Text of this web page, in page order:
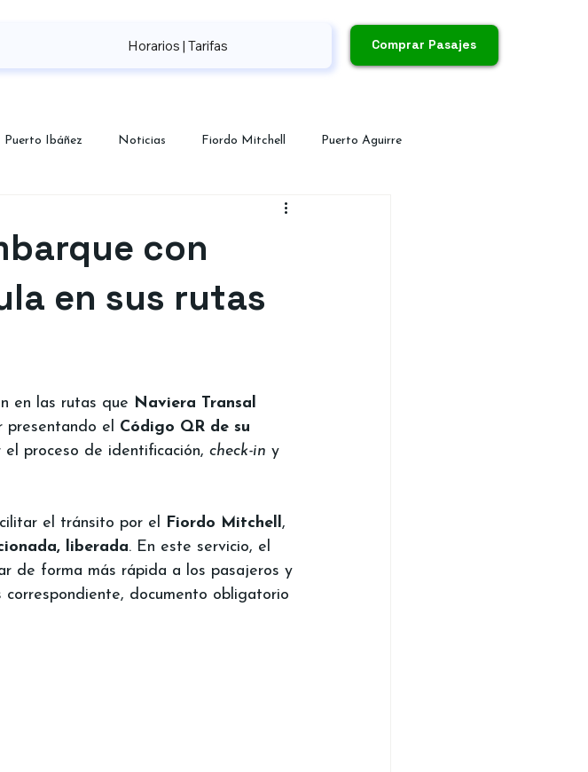
Horarios | Tarifas Comprar Pasajes
Puerto Ibáñez Noticias Fiordo Mitchell Puerto Aguirre
con
en sus rutas
en las rutas que Naviera Transal
presentando el Código QR de su
proceso de identificación, check-in y
el tránsito por el Fiordo Mitchell,
liberada. En este servicio, el
de forma más rápida a los pasajeros y
documento obligatorio